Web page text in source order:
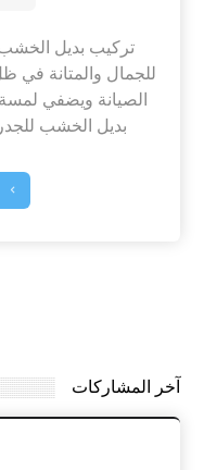
تركيب بديل الخشب
للجمال والمتانة في
الصيانة ويضفي
بديل الخشب
آخر المشاركات